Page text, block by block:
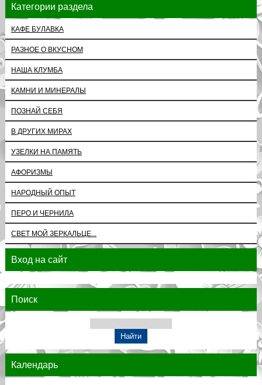
Категории раздела
КАФЕ БУЛАВКА
РАЗНОЕ О ВКУСНОМ
НАША КЛУМБА
КАМНИ И МИНЕРАЛЫ
ПОЗНАЙ СЕБЯ
В ДРУГИХ МИРАХ
УЗЕЛКИ НА ПАМЯТЬ
АФОРИЗМЫ
НАРОДНЫЙ ОПЫТ
ПЕРО И ЧЕРНИЛА
СВЕТ МОЙ ЗЕРКАЛЬЦЕ...
Вход на сайт
Поиск
Календарь